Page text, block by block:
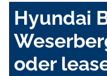
Hyundai
oder